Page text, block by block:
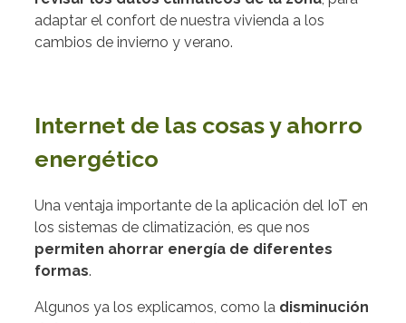
adaptar el confort de nuestra vivienda a los
cambios de invierno y verano.
Internet de las cosas y ahorro
energético
Una ventaja importante de la aplicación del IoT en
los sistemas de climatización, es que nos
permiten ahorrar energía de diferentes
formas.
Algunos ya los explicamos, como la disminución